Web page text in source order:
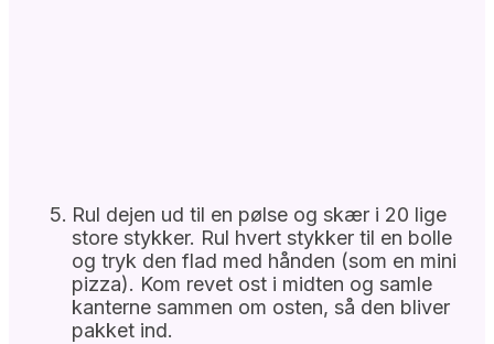
Rul dejen ud til en pølse og skær i 20 lige
store stykker. Rul hvert stykker til en bolle
og tryk den flad med hånden (som en mini
pizza). Kom revet ost i midten og samle
kanterne sammen om osten, så den bliver
pakket ind.